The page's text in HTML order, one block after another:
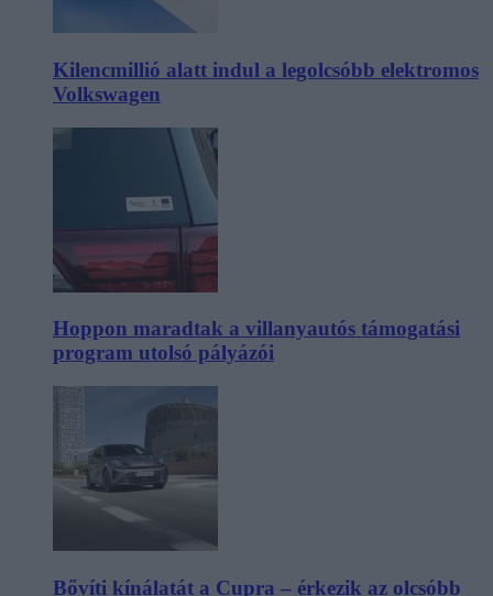
Kilencmillió alatt indul a legolcsóbb elektromos
Volkswagen
Hoppon maradtak a villanyautós támogatási
program utolsó pályázói
Bővíti kínálatát a Cupra – érkezik az olcsóbb